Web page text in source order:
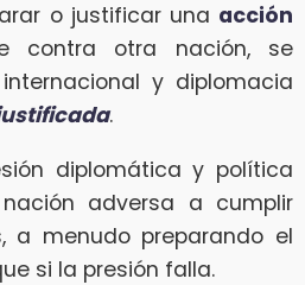
o justificar una acción
contra otra nación, se
y diplomacia
.
diplomática y política
adversa a cumplir
a menudo preparando el
si la presión falla.